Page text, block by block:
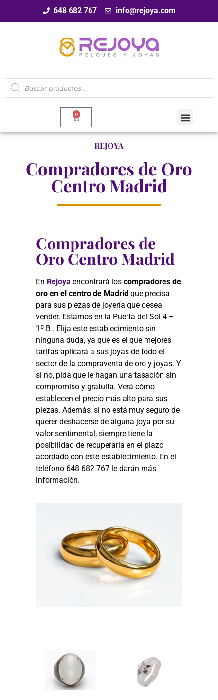
648 682 767 info@rejoya.com
0
REJOYA
Compradores de Oro
Centro Madrid
Compradores de
Oro Centro Madrid
En Rejoya encontrará los compradores de
oro en el centro de Madrid que precisa
para sus piezas de joyería que desea
vender. Estamos en la Puerta del Sol 4 –
1º B . Elija este establecimiento sin
ninguna duda, ya que es el que mejores
tarifas aplicará a sus joyas de todo el
sector de la compraventa de oro y joyas. Y
si no, pida que le hagan una tasación sin
compromiso y gratuita. Verá cómo
establecen el precio más alto para sus
piezas. Además, si no está muy seguro de
querer deshacerse de alguna joya por su
valor sentimental, siempre tiene la
posibilidad de recuperarla en el plazo
acordado con este establecimiento. En el
teléfono 648 682 767 le darán más
información.